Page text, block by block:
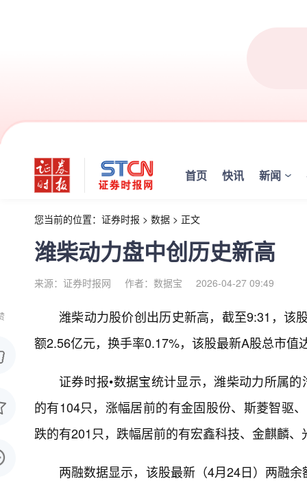
首页 快讯 新闻
您当前的位置： 证券时报 > 数据 > 正文
潍柴动力盘中创历史新高
来源：证券时报网 作者：数据宝 2026-04-27 09:49
潍柴动力股价创出历史新高，截至9:31，该
额2.56亿元，换手率0.17%，该股最新A股总市
证券时报•数据宝统计显示，潍柴动力所属
的有104只，涨幅居前的有金固股份、斯菱智驱
跌的有201只，跌幅居前的有宏鑫科技、金麒麟
两融数据显示，该股最新（4月24日）两融